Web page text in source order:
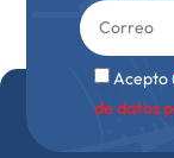
Acepto
de datos